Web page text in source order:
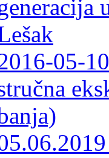
05-